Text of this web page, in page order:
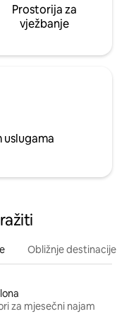
Prostorija za
vježbanje
Obližnje destinacije
za mjesečni najam